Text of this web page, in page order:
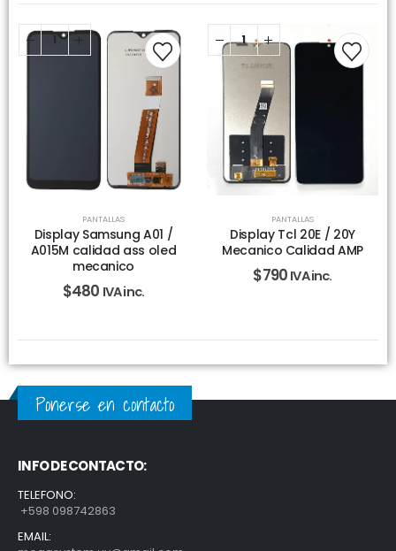
PANTALLAS
Display Samsung A01 /
A015M calidad ass oled
mecanico
$480 IVA inc.
PANTALLAS
Display Tcl 20E / 20Y
Mecanico Calidad AMP
$790 IVA inc.
Ponerse en contacto
INFO DE CONTACTO:
TELEFONO:
+598 098742863
EMAIL: